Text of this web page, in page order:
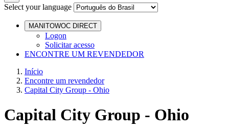
Select your language
MANITOWOC DIRECT
Logon
Solicitar acesso
ENCONTRE UM REVENDEDOR
Início
Encontre um revendedor
Capital City Group - Ohio
Capital City Group - Ohio